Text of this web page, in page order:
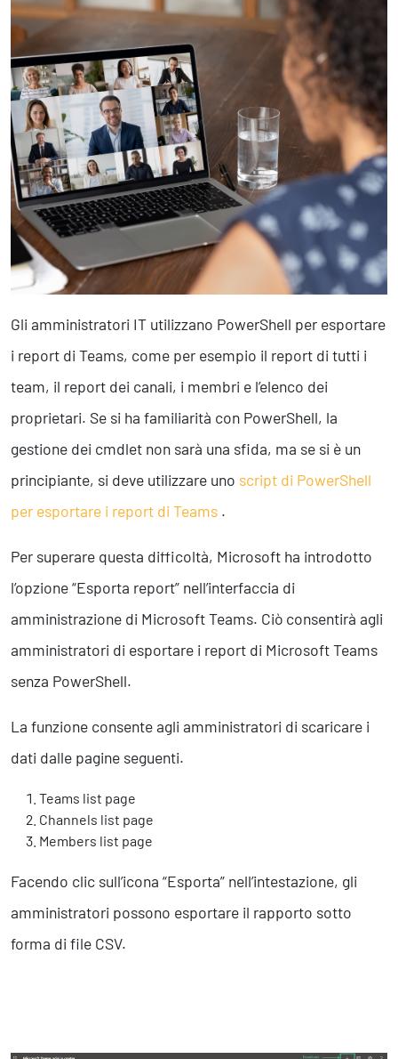
Finanza Strategica
231 Gestione Rischi
Future
Innovazione
Sostenibilità
Collaborative Design
Social Impacts
Europe
Digital
Modern Infrastructure
Remote Working & Video e Audio Conferencing
Sicurezza & Conformità
Sviluppo App
Operation
Smart Working
Project Management
Finanza & Gestione Economica
Sistemi di Gestione
Safety
Sicurezza sul Lavoro
Sicurezza Alimentare
Gli amministratori IT utilizzano PowerShell per esportare
i report di Teams, come per esempio il report di tutti i
team, il report dei canali, i membri e l’elenco dei
proprietari. Se si ha familiarità con PowerShell, la
gestione dei cmdlet non sarà una sfida, ma se si è un
principiante, si deve utilizzare uno script di PowerShell
per esportare i report di Teams .
Per superare questa difficoltà, Microsoft ha introdotto
l’opzione “Esporta report” nell’interfaccia di
amministrazione di Microsoft Teams. Ciò consentirà agli
amministratori di esportare i report di Microsoft Teams
senza PowerShell.
La funzione consente agli amministratori di scaricare i
dati dalle pagine seguenti.
Teams list page
Channels list page
Members list page
Facendo clic sull’icona “Esporta” nell’intestazione, gli
amministratori possono esportare il rapporto sotto
forma di file CSV.